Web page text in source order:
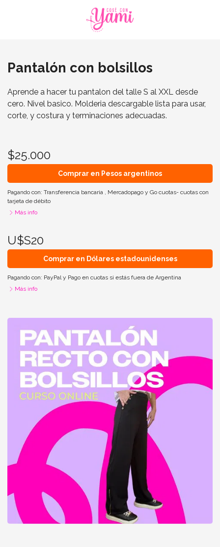
Pantalón con bolsillos
Aprende a hacer tu pantalon del talle S al XXL desde
cero. Nivel basico. Molderia descargable lista para usar,
corte, y costura y terminaciones adecuadas.
$25.000
Comprar en Pesos argentinos
Pagando con: Transferencia bancaria , Mercadopago y Go cuotas- cuotas con
tarjeta de débito
Más info
U$S20
Comprar en Dólares estadounidenses
Pagando con: PayPal y Pago en cuotas si estás fuera de Argentina
Más info